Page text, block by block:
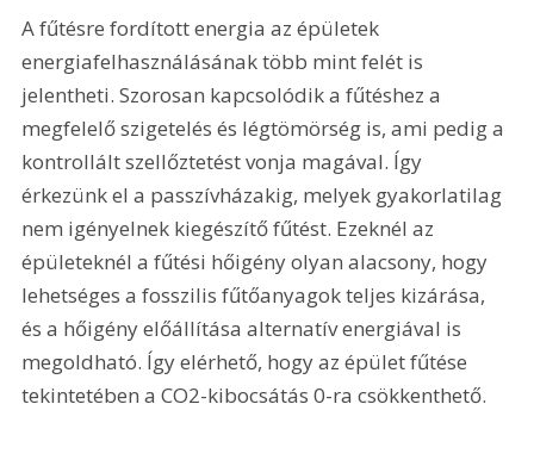
A fűtésre fordított energia az épületek
energiafelhasználásának több mint felét is
jelentheti. Szorosan kapcsolódik a fűtéshez a
megfelelő szigetelés és légtömörség is, ami pedig a
kontrollált szellőztetést vonja magával. Így
érkezünk el a passzívházakig, melyek gyakorlatilag
nem igényelnek kiegészítő fűtést. Ezeknél az
épületeknél a fűtési hőigény olyan alacsony, hogy
lehetséges a fosszilis fűtőanyagok teljes kizárása,
és a hőigény előállítása alternatív energiával is
megoldható. Így elérhető, hogy az épület fűtése
tekintetében a CO2-kibocsátás 0-ra csökkenthető.